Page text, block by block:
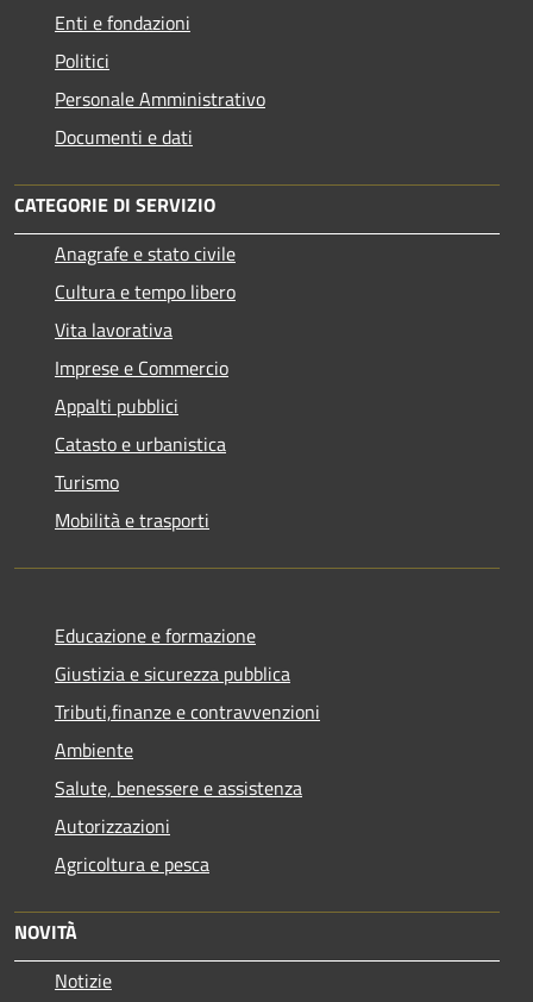
Enti e fondazioni
Politici
Personale Amministrativo
Documenti e dati
CATEGORIE DI SERVIZIO
Anagrafe e stato civile
Cultura e tempo libero
Vita lavorativa
Imprese e Commercio
Appalti pubblici
Catasto e urbanistica
Turismo
Mobilità e trasporti
Educazione e formazione
Giustizia e sicurezza pubblica
Tributi,finanze e contravvenzioni
Ambiente
Salute, benessere e assistenza
Autorizzazioni
Agricoltura e pesca
NOVITÀ
Notizie